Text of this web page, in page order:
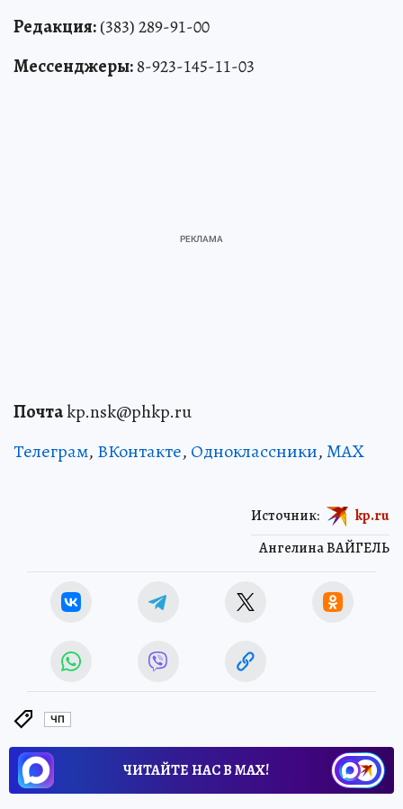
Редакция:(383) 289-91-00
Мессенджеры:8-923-145-11-03
Почтаkp.nsk@phkp.ru
Телеграм, ВКонтакте, Одноклассники,MAX
Ангелина ВАЙГЕЛЬ
Источник: kp.ru
ЧП
ЧИТАЙТЕ НАС В МАХ!